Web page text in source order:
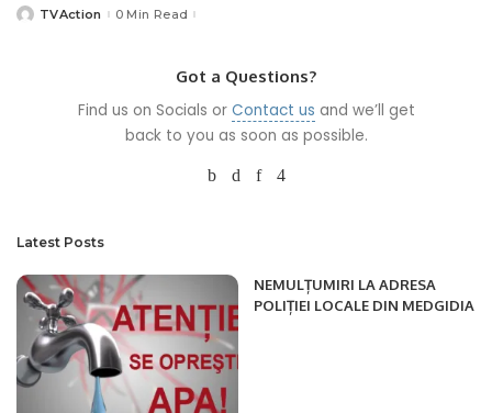
PostedTVAction 0 Min Read
Got a Questions?
Find us on Socials or Contact us and we’ll get
back to you as soon as possible.
Latest Posts
NEMULȚUMIRI LA ADRESA
POLIȚIEI LOCALE DIN MEDGIDIA